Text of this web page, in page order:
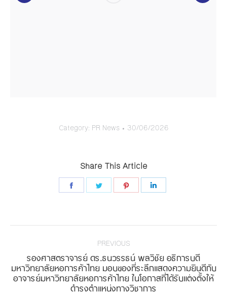
Category: PR News 30/06/2026
Share This Article
Share
Share
Share
PREVIOUS
Previous
post:
รองศาสตราจารย์ ดร.ธนวรรธน์ พลวิชัย อธิการบดี
มหาวิทยาลัยหอการค้าไทย มอบของที่ระลึกแสดงความยินดีกับ
อาจารย์มหาวิทยาลัยหอการค้าไทย ในโอกาสที่ได้รับแต่งตั้งให้
ดำรงตำแหน่งทางวิชาการ